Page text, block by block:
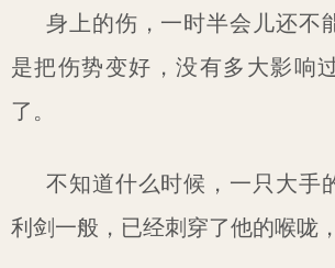
身上的伤，一时半会儿还不
是把伤势变好，没有多大影响
了。
不知道什么时候，一只大手
利剑一般，已经刺穿了他的喉咙